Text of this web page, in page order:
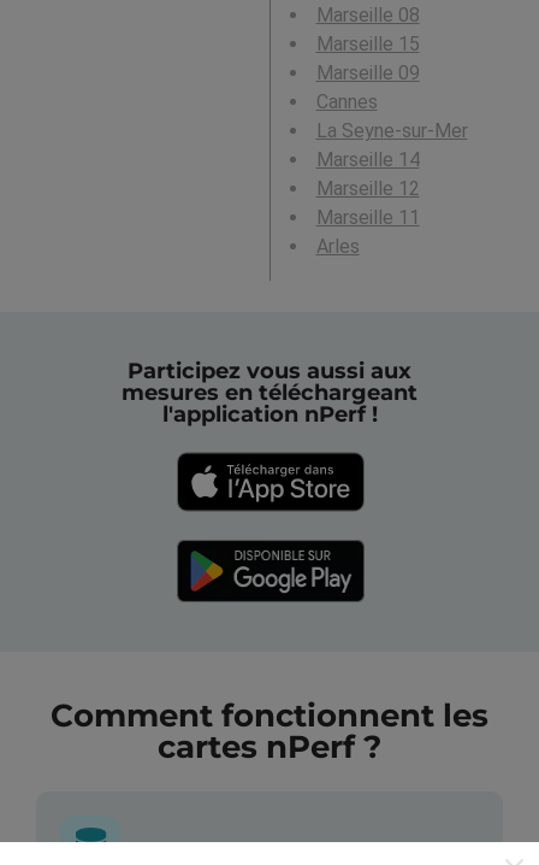
Marseille 08
Marseille 15
Marseille 09
Cannes
La Seyne-sur-Mer
Marseille 14
Marseille 12
Marseille 11
Arles
Participez vous aussi aux
mesures en téléchargeant
l'application nPerf !
Comment fonctionnent les
cartes nPerf ?